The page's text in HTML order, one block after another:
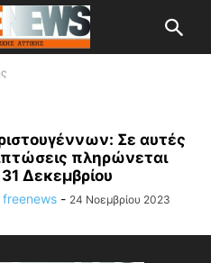
Σε αυτές
πληρώνεται
Δεκεμβρίου
- 24 Νοεμβρίου 2023